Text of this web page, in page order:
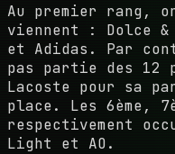
Au premier rang,
viennent : Dolce &
et Adidas. Par
pas partie des 12
Lacoste pour sa
place. Les 6ème,
respectivement
Light et AO.